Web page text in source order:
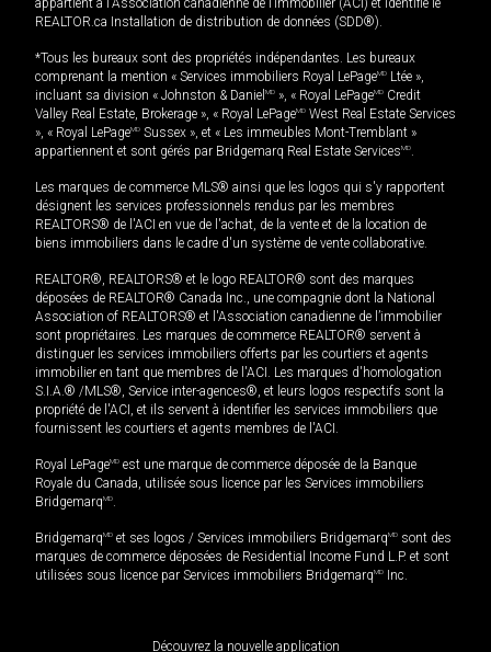
appartient à l'Association canadienne de l’immobilier (ACI) et identifie le
REALTOR.ca Installation de distribution de données (SDD®).
*Tous les bureaux sont des propriétés indépendantes. Les bureaux
comprenant la mention « Services immobiliers Royal LePageMD Ltée »,
incluant sa division « Johnston & Daniel MD », « Royal LePageMD Credit
Valley Real Estate, Brokerage », « Royal LePageMD West Real Estate Services
», « Royal LePageMD Sussex », et « Les immeubles Mont-Tremblant »
appartiennent et sont gérés par Bridgemarq Real Estate ServicesMD.
Les marques de commerce MLS® ainsi que les logos qui s'y rapportent
désignent les services professionnels rendus par les membres
REALTORS® de l'ACI en vue de l'achat, de la vente et de la location de
biens immobiliers dans le cadre d'un système de vente collaborative.
REALTOR®, REALTORS® et le logo REALTOR® sont des marques
déposées de REALTOR® Canada Inc., une compagnie dont la National
Association of REALTORS® et l'Association canadienne de l’immobilier
sont propriétaires. Les marques de commerce REALTOR® servent à
distinguer les services immobiliers offerts par les courtiers et agents
immobilier en tant que membres de l'ACI. Les marques d'homologation
S.I.A.® /MLS®, Service inter-agences®, et leurs logos respectifs sont la
propriété de l'ACI, et ils servent à identifier les services immobiliers que
fournissent les courtiers et agents membres de l'ACI.
Royal LePageMD est une marque de commerce déposée de la Banque
Royale du Canada, utilisée sous licence par les Services immobiliers
BridgemarqMD.
BridgemarqMD et ses logos / Services immobiliers BridgemarqMD sont des
marques de commerce déposées de Residential Income Fund L.P. et sont
utilisées sous licence par Services immobiliers BridgemarqMD Inc.
Découvrez la nouvelle application